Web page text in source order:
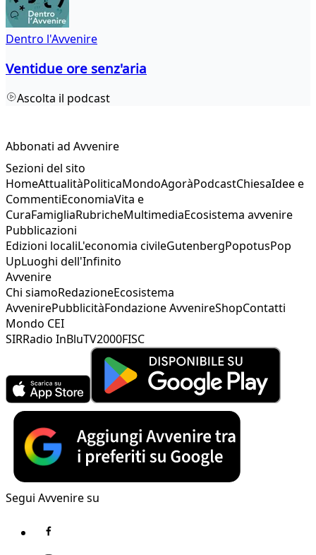
Dentro l'Avvenire
Ventidue ore senz'aria
Ascolta il podcast
Abbonati ad Avvenire
Sezioni del sito
HomeAttualitàPoliticaMondoAgoràPodcastChiesaIdee e
CommentiEconomiaVita e
CuraFamigliaRubricheMultimediaEcosistema avvenire
Pubblicazioni
Edizioni localiL'economia civileGutenbergPopotusPop
UpLuoghi dell'Infinito
Avvenire
Chi siamoRedazioneEcosistema
AvvenirePubblicitàFondazione AvvenireShopContatti
Mondo CEI
SIRRadio InBluTV2000FISC
Segui Avvenire su